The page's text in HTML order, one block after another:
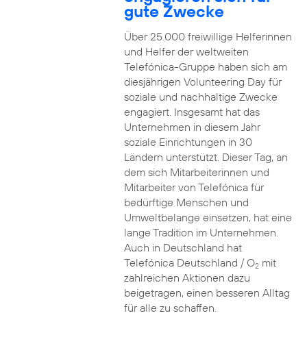
gute Zwecke
Über 25.000 freiwillige Helferinnen
und Helfer der weltweiten
Telefónica-Gruppe haben sich am
diesjährigen Volunteering Day für
soziale und nachhaltige Zwecke
engagiert. Insgesamt hat das
Unternehmen in diesem Jahr
soziale Einrichtungen in 30
Ländern unterstützt. Dieser Tag, an
dem sich Mitarbeiterinnen und
Mitarbeiter von Telefónica für
bedürftige Menschen und
Umweltbelange einsetzen, hat eine
lange Tradition im Unternehmen.
Auch in Deutschland hat
Telefónica Deutschland / O2mit
zahlreichen Aktionen dazu
beigetragen, einen besseren Alltag
für alle zu schaffen.